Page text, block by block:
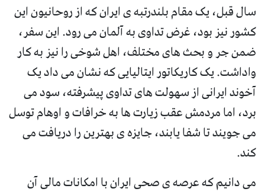
سال قبل، یک مقام بلندرتبه ی ایران که از روحانیون این
کشور نیز بود، غرض تداوی به آلمان می رود. این سفر،
ضمن جر و بحث های مختلف، اهل شوخی را نیز به کار
واداشت. یک کاریکاتور ایتالیایی که نشان می داد یک
آخوند ایرانی از سهولت های تداوی پیشرفته، سود می
برد، اما مردمش عقب زیارت ها به خرافات و اوهام توسل
می جویند تا شفا یابند، جایزه ی بهترین را دریافت می
کند.
می دانیم که عرصه ی صحی ایران با امکانات مالی آن